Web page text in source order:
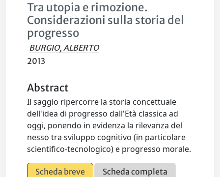
Tra utopia e rimozione.
Considerazioni sulla storia del
progresso
BURGIO, ALBERTO
2013
Abstract
Il saggio ripercorre la storia concettuale
dell'idea di progresso dall'Età classica ad
oggi, ponendo in evidenza la rilevanza del
nesso tra sviluppo cognitivo (in particolare
scientifico-tecnologico) e progresso morale.
Scheda breve
Scheda completa